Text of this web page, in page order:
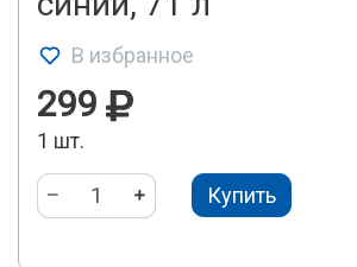
В избранное
299
1 шт.
Купить